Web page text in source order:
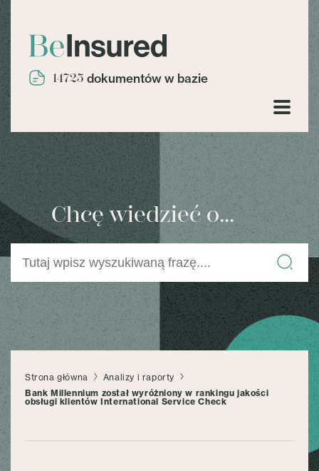
14725 dokumentów w bazie
Chcę wiedzieć o...
Strona główna
Analizy i raporty
Bank Millennium został wyróżniony w rankingu jakości
obsługi klientów International Service Check